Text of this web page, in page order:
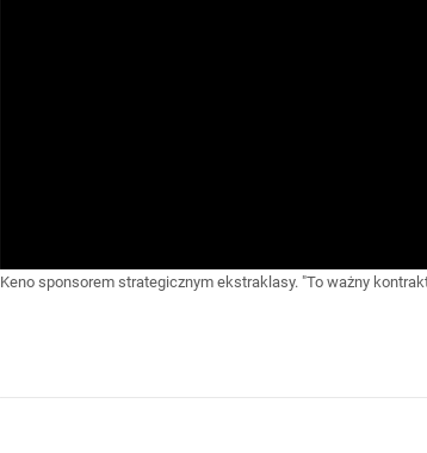
Keno sponsorem strategicznym ekstraklasy. "To ważny